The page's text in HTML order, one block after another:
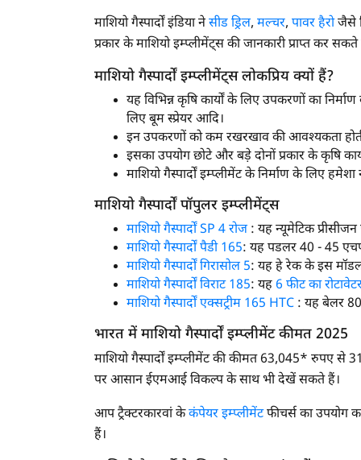
माशियो गैस्पार्दों इंडिया नेसीड ड्रिल, मल्चर, पावर हैरोजैसे
प्रकार के माशियो इम्प्लीमेंट्स की जानकारी प्राप्त कर सकते
माशियो गैस्पार्दों इम्प्लीमेंट्स लोकप्रिय क्यों हैं?
यह विभिन्न कृषि कार्यों के लिए उपकरणों का
लिए बूम स्प्रेयर आदि।
इन उपकरणों को कम रखरखाव की आवश्यकता
इसका उपयोग छोटे और बड़े दोनों प्रकार के कृषि
माशियो गैस्पार्दों इम्प्लीमेंट के निर्माण के लिए
माशियो गैस्पार्दों पॉपुलर इम्प्लीमेंट्स
माशियो गैस्पार्दों SP 4 रोज : यह न्यूमेटिक
माशियो गैस्पार्दों पैडी 165: यह पडलर 40 - 45
माशियो गैस्पार्दों गिरासोल 5: यह हे रेक के इस
माशियो गैस्पार्दों विराट 185: यह6 फीट का
माशियो गैस्पार्दों एक्सट्रीम 165 HTC : यह बेलर
भारत में माशियो गैस्पार्दों इम्प्लीमेंट कीमत 2025
माशियो गैस्पार्दों इम्प्लीमेंट की कीमत 63,045* रुपए से
पर आसान ईएमआई विकल्प के साथ भी देखें सकते हैं।
आप ट्रैक्टरकारवां केकंपेयर इम्प्लीमेंटफीचर्स का उपयोग
हैं।